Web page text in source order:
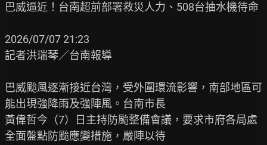
巴威逼近！台南超前部署救災人力、508台抽水機待命
2026/07/07 21:23
記者洪瑞琴／台南報導
巴威颱風逐漸接近台灣，受外圍環流影響，南部地區可
能出現強降雨及強陣風。台南市長
黃偉哲今（7）日主持防颱整備會議，要求市府各局處
全面盤點防颱應變措施，嚴陣以待